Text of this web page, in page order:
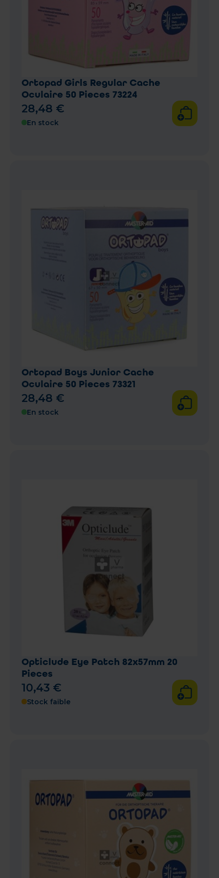
Ortopad Girls Regular Cache
Oculaire 50 Pieces 73224
28,48 €
En stock
Ortopad Boys Junior Cache
Oculaire 50 Pieces 73321
28,48 €
En stock
Opticlude Eye Patch 82x57mm 20
Pieces
10,43 €
Stock faible